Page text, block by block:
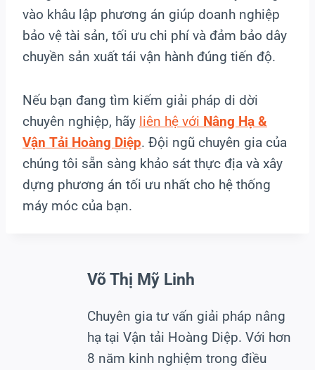
vào khâu lập phương án giúp doanh nghiệp
bảo vệ tài sản, tối ưu chi phí và đảm bảo dây
chuyền sản xuất tái vận hành đúng tiến độ.
Nếu bạn đang tìm kiếm giải pháp di dời
chuyên nghiệp, hãy liên hệ với Nâng Hạ &
Vận Tải Hoàng Diệp. Đội ngũ chuyên gia của
chúng tôi sẵn sàng khảo sát thực địa và xây
dựng phương án tối ưu nhất cho hệ thống
máy móc của bạn.
Võ Thị Mỹ Linh
Chuyên gia tư vấn giải pháp nâng
hạ tại Vận tải Hoàng Diệp. Với hơn
8 năm kinh nghiệm trong điều